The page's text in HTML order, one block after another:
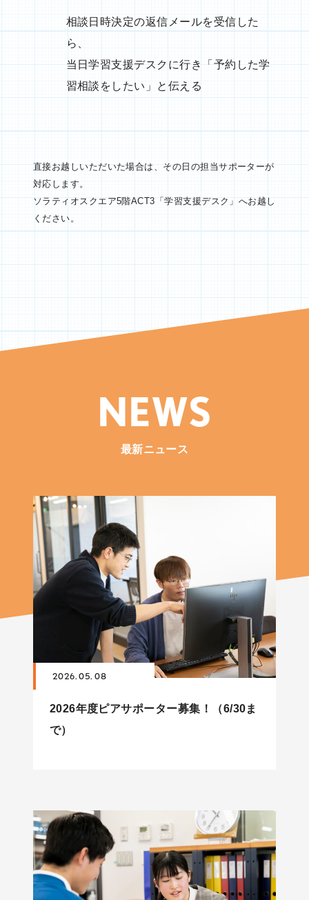
相談日時決定の返信メールを受信した
ら、
当日学習支援デスクに行き「予約した学
習相談をしたい」と伝える
直接お越しいただいた場合は、その日の担当サポーターが
対応します。
ソラティオスクエア5階ACT3「学習支援デスク」へお越し
ください。
NEWS
最新ニュース
2026. 05. 08
2026年度ピアサポーター募集！（6/30ま
で）